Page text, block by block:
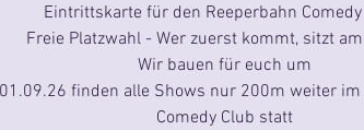
Eintrittskarte für den Reeperbahn Comedy
Freie Platzwahl - Wer zuerst kommt, sitzt
Wir bauen für euch um
finden alle Shows nur 200m weiter im
Comedy Club statt